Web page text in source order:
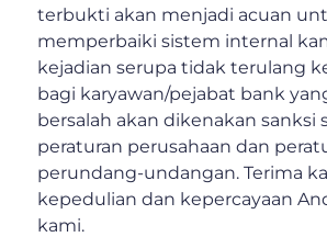
terbukti akan menjadi acuan
memperbaiki sistem internal
kejadian serupa tidak terulang
bagi karyawan/pejabat bank
bersalah akan dikenakan sanksi
peraturan perusahaan dan
perundang-undangan. Terima
kepedulian dan kepercayaan
kami.